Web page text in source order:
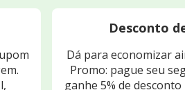
Desconto
Dá para economizar
Promo: pague seu
ganhe 5% de